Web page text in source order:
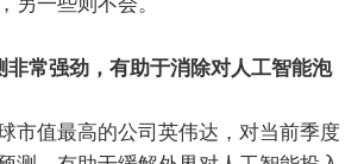
非常强劲，有助于消除对人工智能泡
市值最高的公司英伟达，对当前季度